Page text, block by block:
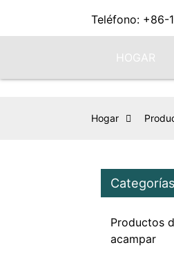
Teléfono: +86-
HOGAR
Hogar
Productos
acampar